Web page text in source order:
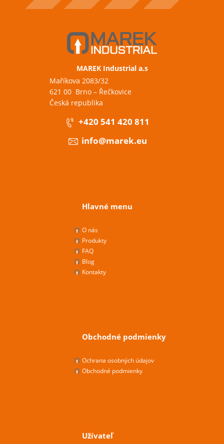
MAREK Industrial a.s
Maříkova 2083/32
621 00 Brno – Řečkovice
Česká republika
+420 541 420 811
info@marek.eu
Hlavné menu
O nás
Produkty
FAQ
Blog
Kontakty
Obchodné podmienky
Ochrana osobných údajov
Obchodné podmienky
Užívateľ